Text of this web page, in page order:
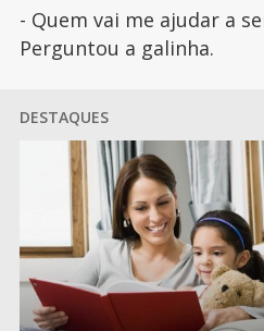
- Quem vai me ajudar a
Perguntou a galinha.
DESTAQUES